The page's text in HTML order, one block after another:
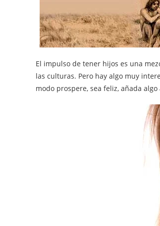
El impulso de tener hijos es una
las culturas. Pero hay algo muy
modo prospere, sea feliz, añada